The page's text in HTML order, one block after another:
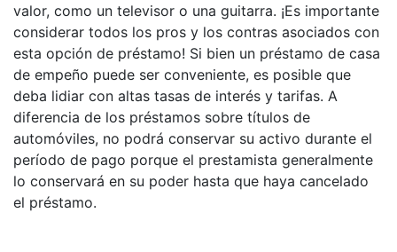
valor, como un televisor o una guitarra. ¡Es importante
considerar todos los pros y los contras asociados con
esta opción de préstamo! Si bien un préstamo de casa
de empeño puede ser conveniente, es posible que
deba lidiar con altas tasas de interés y tarifas. A
diferencia de los préstamos sobre títulos de
automóviles, no podrá conservar su activo durante el
período de pago porque el prestamista generalmente
lo conservará en su poder hasta que haya cancelado
el préstamo.